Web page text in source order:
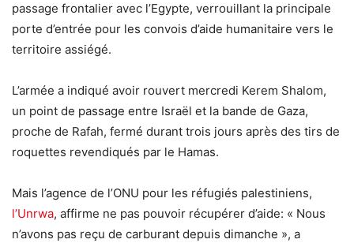
passage frontalier avec l’Egypte, verrouillant la principale
porte d’entrée pour les convois d’aide humanitaire vers le
territoire assiégé.
L’armée a indiqué avoir rouvert mercredi Kerem Shalom,
un point de passage entre Israël et la bande de Gaza,
proche de Rafah, fermé durant trois jours après des tirs de
roquettes revendiqués par le Hamas.
Mais l’agence de l’ONU pour les réfugiés palestiniens,
l’Unrwa, affirme ne pas pouvoir récupérer d’aide: « Nous
n’avons pas reçu de carburant depuis dimanche », a